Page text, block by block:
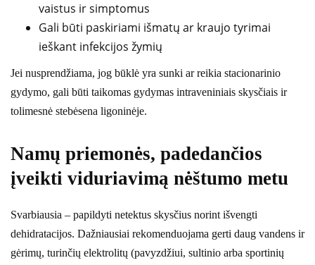
vaistus ir simptomus
Gali būti paskiriami išmatų ar kraujo tyrimai
ieškant infekcijos žymių
Jei nusprendžiama, jog būklė yra sunki ar reikia stacionarinio
gydymo, gali būti taikomas gydymas intraveniniais skysčiais ir
tolimesnė stebėsena ligoninėje.
Namų priemonės, padedančios
įveikti viduriavimą nėštumo metu
Svarbiausia – papildyti netektus skysčius norint išvengti
dehidratacijos. Dažniausiai rekomenduojama gerti daug vandens ir
gėrimų, turinčių elektrolitų (pavyzdžiui, sultinio arba sportinių